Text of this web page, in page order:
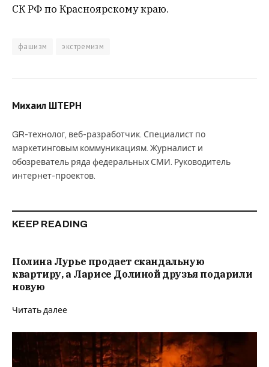
СК РФ по Красноярскому краю.
фашизм экстремизм
Михаил ШТЕРН
GR-технолог, веб-разработчик. Специалист по
маркетинговым коммуникациям. Журналист и
обозреватель ряда федеральных СМИ. Руководитель
интернет-проектов.
KEEP READING
Полина Лурье продает скандальную
квартиру, а Ларисе Долиной друзья подарили
новую
Читать далее